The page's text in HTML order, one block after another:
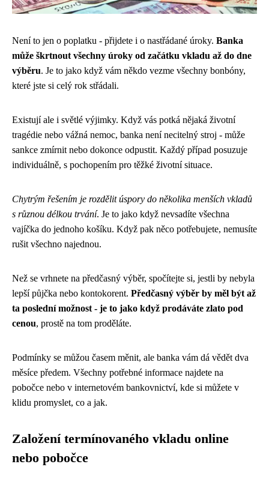
Není to jen o poplatku - přijdete i o nastřádané úroky. Banka
může škrtnout všechny úroky od začátku vkladu až do dne
výběru. Je to jako když vám někdo vezme všechny bonbóny,
které jste si celý rok střádali.
Existují ale i světlé výjimky. Když vás potká nějaká životní
tragédie nebo vážná nemoc, banka není necitelný stroj - může
sankce zmírnit nebo dokonce odpustit. Každý případ posuzuje
individuálně, s pochopením pro těžké životní situace.
Chytrým řešením je rozdělit úspory do několika menších vkladů
s různou délkou trvání. Je to jako když nevsadíte všechna
vajíčka do jednoho košíku. Když pak něco potřebujete, nemusíte
rušit všechno najednou.
Než se vrhnete na předčasný výběr, spočítejte si, jestli by nebyla
lepší půjčka nebo kontokorent. Předčasný výběr by měl být až
ta poslední možnost - je to jako když prodáváte zlato pod
cenou, prostě na tom proděláte.
Podmínky se můžou časem měnit, ale banka vám dá vědět dva
měsíce předem. Všechny potřebné informace najdete na
pobočce nebo v internetovém bankovnictví, kde si můžete v
klidu promyslet, co a jak.
Založení termínovaného vkladu online
nebo pobočce